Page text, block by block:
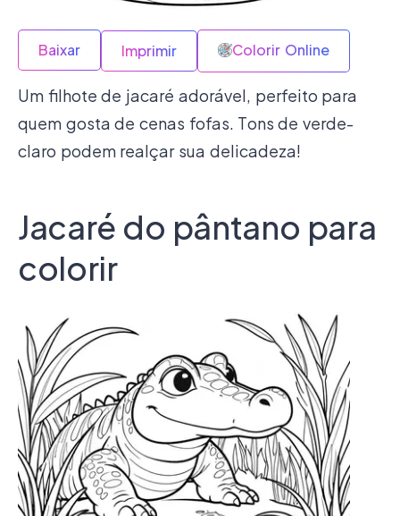
Baixar Imprimir Colorir Online
Um filhote de jacaré adorável, perfeito para
quem gosta de cenas fofas. Tons de verde-
claro podem realçar sua delicadeza!
Jacaré do pântano para
colorir